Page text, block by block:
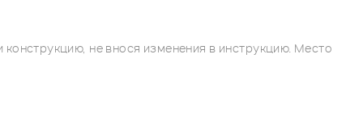
не внося изменения в инструкцию. Место